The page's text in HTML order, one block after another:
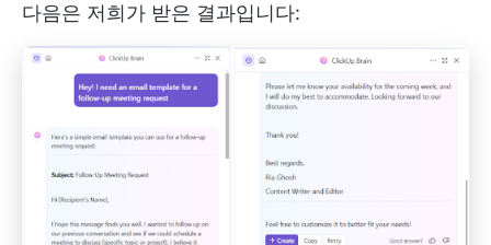
다음은 저희가 받은 결과입니다: